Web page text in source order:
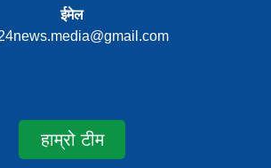
ईमेल
हाम्रो टीम